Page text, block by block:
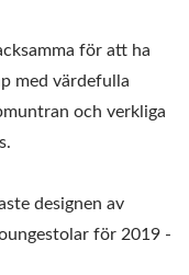
för att ha
med värdefulla
och verkliga
designen av
för 2019 -